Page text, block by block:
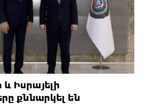
Իսրայելի
քննարկել են